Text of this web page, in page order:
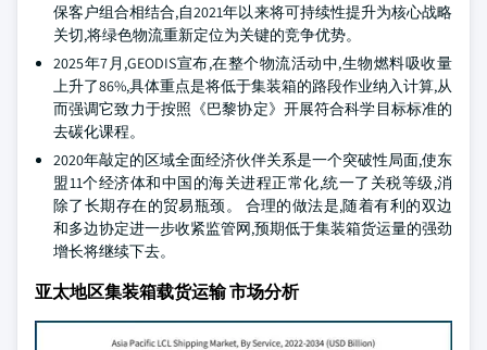
保客户组合相结合,自2021年以来将可持续性提升为核心战略
关切,将绿色物流重新定位为关键的竞争优势。
2025年7月,GEODIS宣布,在整个物流活动中,生物燃料吸收量
上升了86%,具体重点是将低于集装箱的路段作业纳入计算,从
而强调它致力于按照《巴黎协定》开展符合科学目标标准的
去碳化课程。
2020年敲定的区域全面经济伙伴关系是一个突破性局面,使东
盟11个经济体和中国的海关进程正常化,统一了关税等级,消
除了长期存在的贸易瓶颈。 合理的做法是,随着有利的双边
和多边协定进一步收紧监管网,预期低于集装箱货运量的强劲
增长将继续下去。
亚太地区集装箱载货运输 市场分析